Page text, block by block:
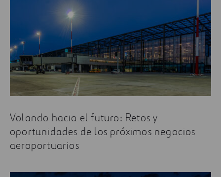
Volando hacia el futuro: Retos y
oportunidades de los próximos negocios
aeroportuarios